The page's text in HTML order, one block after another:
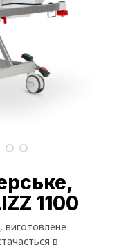
1100
виготовлене
в